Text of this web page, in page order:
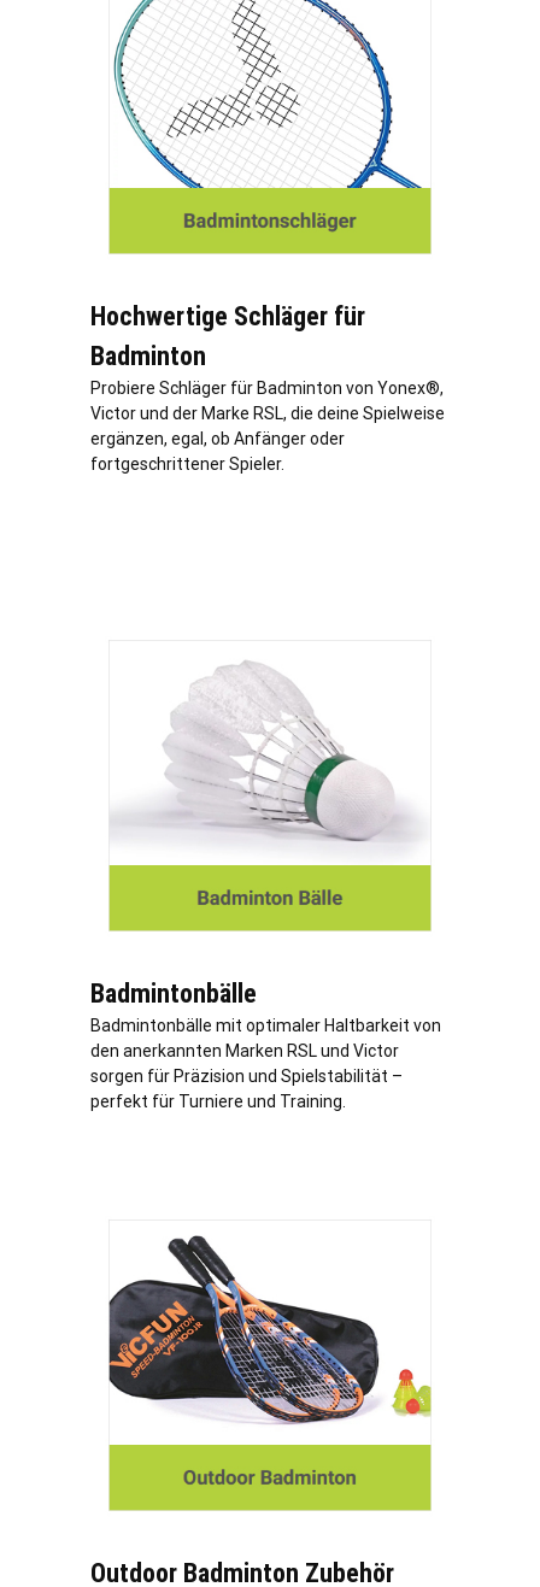
Hochwertige Schläger für
Badminton
Probiere Schläger für Badminton von Yonex®,
Victor und der Marke RSL, die deine Spielweise
ergänzen, egal, ob Anfänger oder
fortgeschrittener Spieler.
Badmintonbälle
Badmintonbälle mit optimaler Haltbarkeit von
den anerkannten Marken RSL und Victor
sorgen für Präzision und Spielstabilität –
perfekt für Turniere und Training.
Outdoor Badminton Zubehör